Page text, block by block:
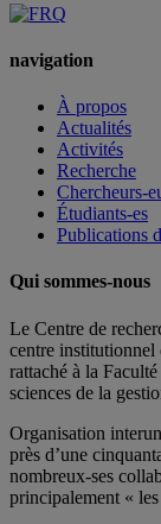
navigation
À propos
Actualités
Activités
Recherche
Chercheurs-
Étudiants-es
Publications
Qui sommes-nous
Le Centre de
centre
rattaché à la
sciences de la
Organisation
près d’une c
nombreux-ses
principalement «